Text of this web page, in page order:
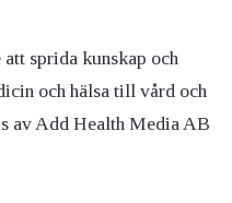
sprida kunskap och
och hälsa till vård och
av Add Health Media AB